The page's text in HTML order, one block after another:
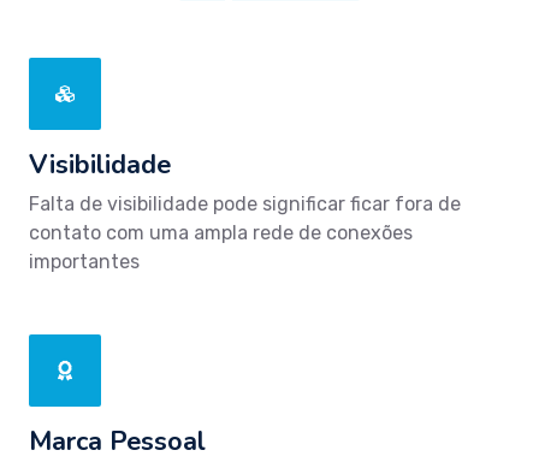
Visibilidade
Falta de visibilidade pode significar ficar fora de
contato com uma ampla rede de conexões
importantes
Marca Pessoal